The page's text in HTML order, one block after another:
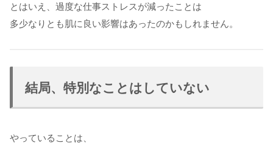
とはいえ、過度な仕事ストレスが減ったことは
多少なりとも肌に良い影響はあったのかもしれません。
結局、特別なことはしていない
やっていることは、